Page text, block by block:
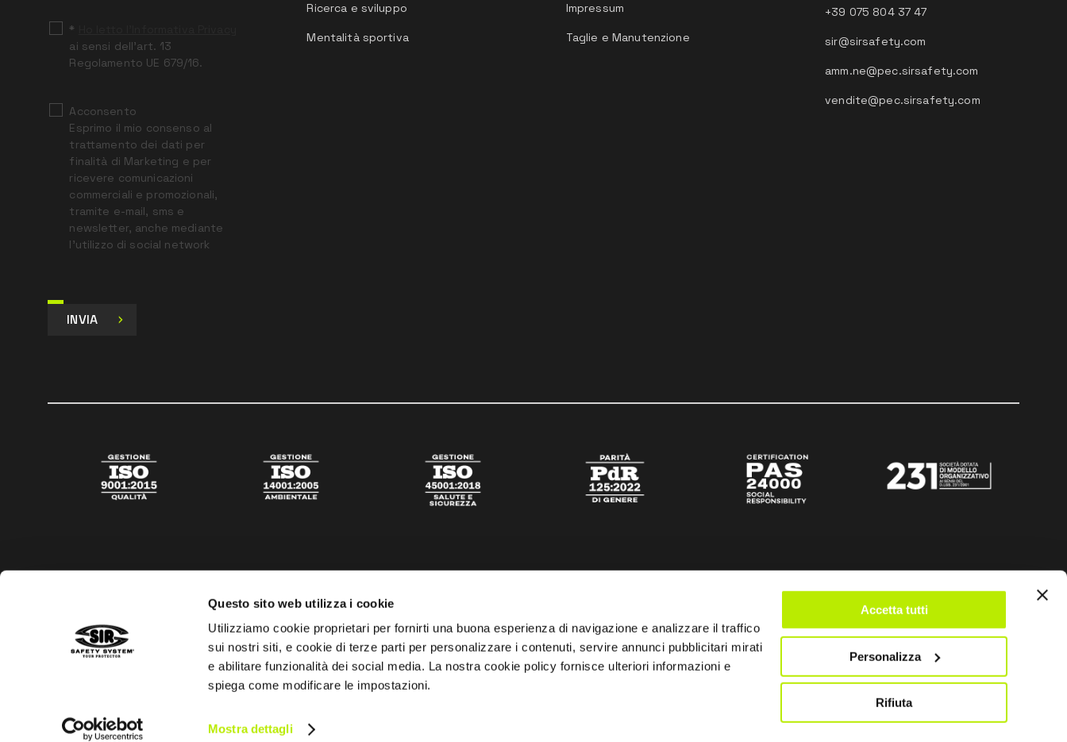
Questo sito web utilizza i cookie
Utilizziamo cookie proprietari per fornirti una buona esperienza di navigazione e analizzare il traffico
sui nostri siti, e cookie di terze parti per personalizzare i contenuti, servire annunci pubblicitari mirati
e abilitare funzionalità dei social media. La nostra cookie policy fornisce ulteriori informazioni e
spiega come modificare le impostazioni.
Mostra dettagli
Accetta tutti
Personalizza
Rifiuta
*
ai sensi dell’art. 13
Regolamento UE 679/16.
Acconsento
Esprimo il mio consenso al
trattamento dei dati per
finalità di Marketing e per
ricevere comunicazioni
commerciali e promozionali,
tramite e-mail, sms e
newsletter, anche mediante
l’utilizzo di social network
INVIA
Ricerca e sviluppo
Mentalità sportiva
Impressum
Taglie e Manutenzione
+39 075 804 37 47
sir@sirsafety.com
amm.ne@pec.sirsafety.com
vendite@pec.sirsafety.com
Privacy policyCookies policy Trasparenza aiuti di stato